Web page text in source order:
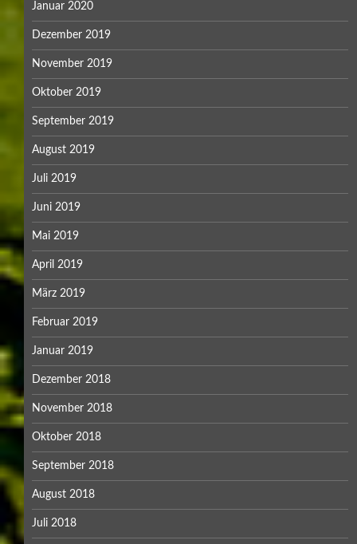
Januar 2020
Dezember 2019
November 2019
Oktober 2019
September 2019
August 2019
Juli 2019
Juni 2019
Mai 2019
April 2019
März 2019
Februar 2019
Januar 2019
Dezember 2018
November 2018
Oktober 2018
September 2018
August 2018
Juli 2018